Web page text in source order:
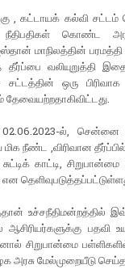
, கட்டாயக் கல்வி சட்டம்
கொண்ட
மாநிலத்தின்
வலியுறுத்தி இதை
ஒரு பிரிவாக
தேவையற்றதாகிவிட்டது.
ல், சென்னை
மிக நீண்ட ,விரிவான
காட்டி,
உச்சநீதிமன்றத்தில்
பதவி
சிறுபான்மை
அரசு மேல்முறையீடு